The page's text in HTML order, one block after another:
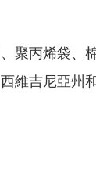
聚丙烯袋、
維吉尼亞州